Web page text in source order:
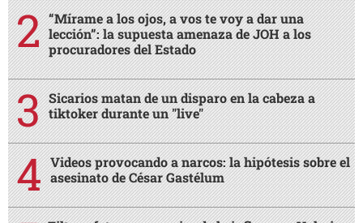
“Mírame a los ojos, a vos te voy a dar una
lección”: la supuesta amenaza de JOH a los
procuradores del Estado
Sicarios matan de un disparo en la cabeza a
tiktoker durante un "live"
Videos provocando a narcos: la hipótesis sobre el
asesinato de César Gastélum